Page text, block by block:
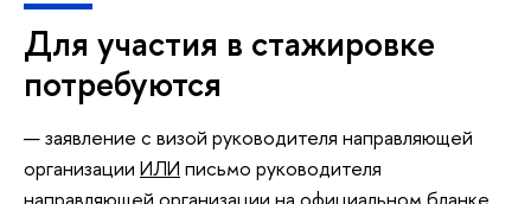
Для участия в стажировке
потребуются
заявление с визой руководителя направляющей
организации ИЛИ письмо руководителя
направляющей организации на официальном бланке